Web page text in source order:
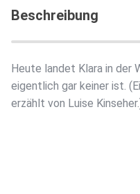
Beschreibung
Heute landet Klara in der
eigentlich gar keiner ist.
erzählt von Luise